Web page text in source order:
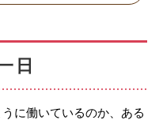
日
に働いているのか、ある